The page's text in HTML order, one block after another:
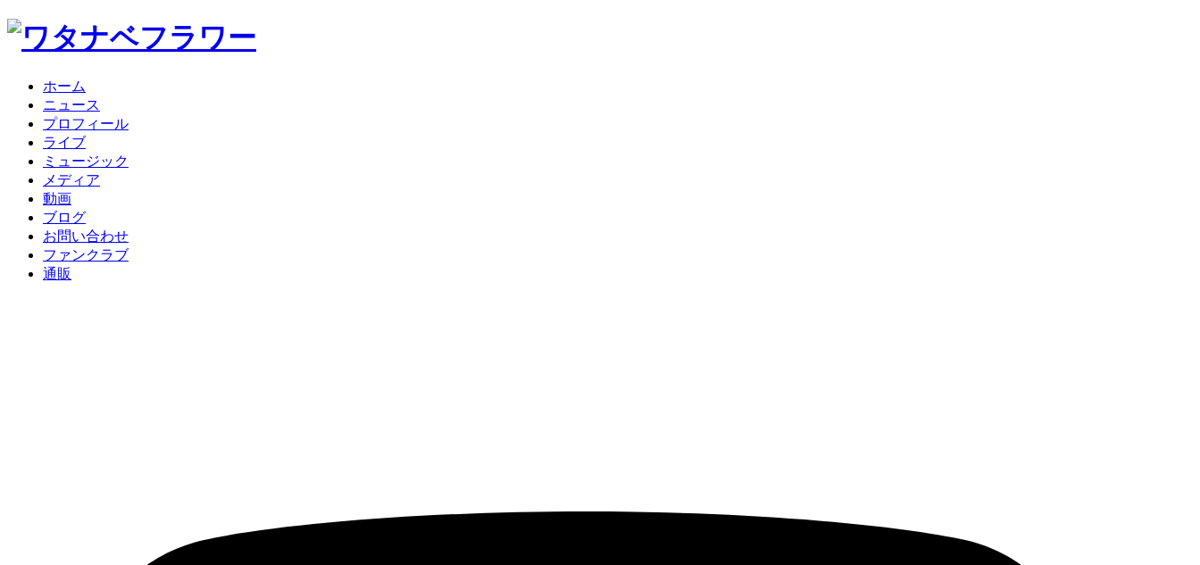
ホーム
ニュース
プロフィール
ライブ
ミュージック
メディア
動画
ブログ
お問い合わせ
ファンクラブ
通販